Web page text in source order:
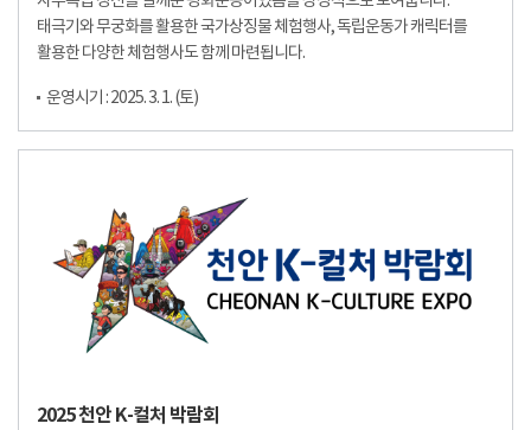
태극기와 무궁화를 활용한 국가상징물 체험행사, 독립운동가 캐릭터를
활용한 다양한 체험행사도 함께 마련됩니다.
운영시기 : 2025. 3. 1. (토)
2025 천안 K-컬처 박람회